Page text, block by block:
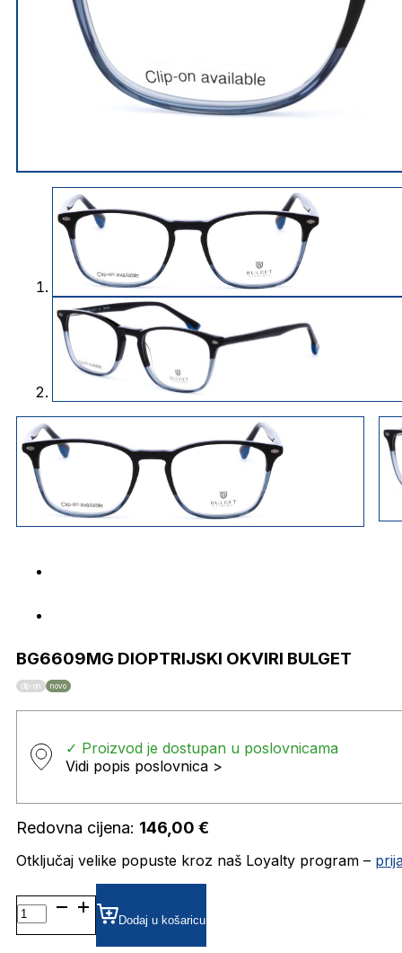
BG6609MG DIOPTRIJSKI OKVIRI BULGET
clip-on novo
✓ Proizvod je dostupan u poslovnicama
Vidi popis poslovnica >
Redovna cijena: 146,00 €
Otključaj velike popuste kroz naš Loyalty program –
BG6609MG
DIOPTRIJSKI
OKVIRI
Dodaj u košaricu